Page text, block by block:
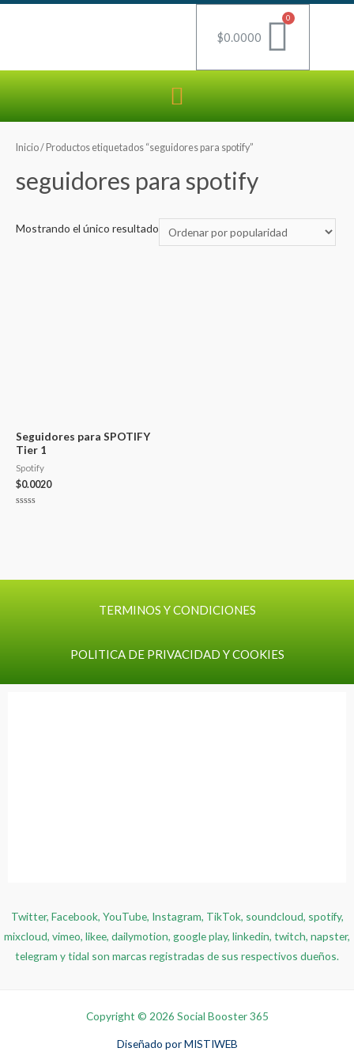
$0.0000
Inicio/ Productos etiquetados “seguidores para spotify”
seguidores para spotify
Mostrando el único resultado
Seguidores para SPOTIFY
Tier 1
Spotify
$0.0020
TERMINOS Y CONDICIONES
POLITICA DE PRIVACIDAD Y COOKIES
Twitter, Facebook, YouTube, Instagram, TikTok, soundcloud, spotify,
mixcloud, vimeo, likee, dailymotion, google play, linkedin, twitch, napster,
telegram y tidal son marcas registradas de sus respectivos dueños.
Copyright © 2026 Social Booster 365
Diseñado porMISTIWEB